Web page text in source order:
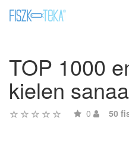
TOP 1000
kielen
0 50